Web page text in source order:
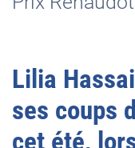
Lilia
ses coups
cet été,